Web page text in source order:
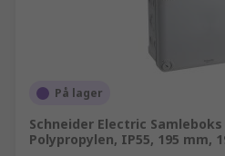
På lager
Schneider Electric
Polypropylen, IP55, 195 mm,